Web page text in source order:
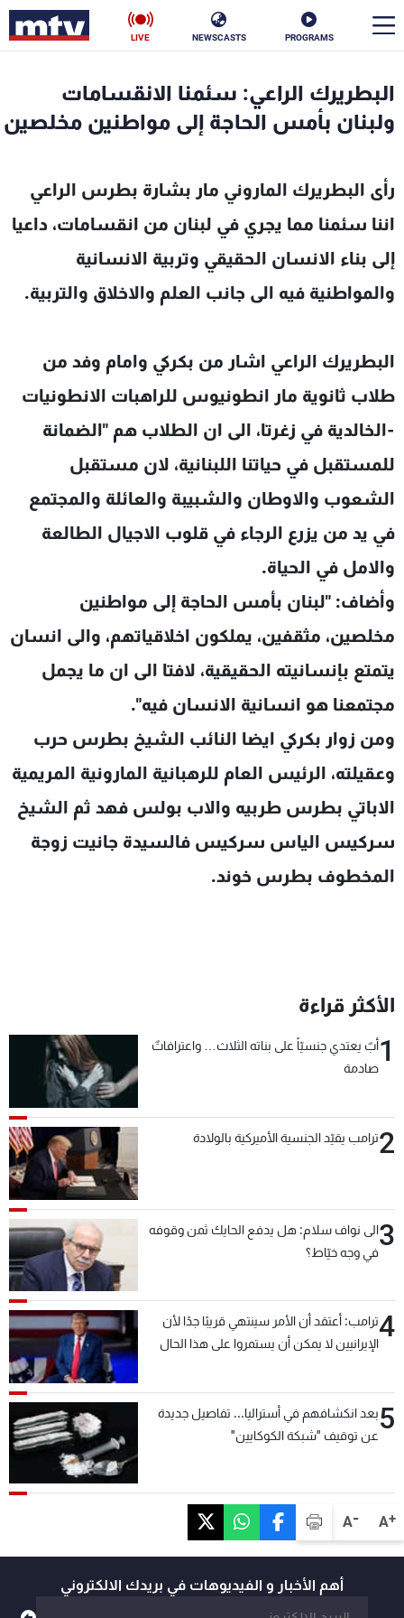
PROGRAMS
NEWSCASTS
LIVE
A+
A-
البطريرك الراعي: سئمنا الانقسامات
ولبنان بأمس الحاجة إلى مواطنين مخلصين
رأى البطريرك الماروني مار بشارة بطرس الراعي
اننا سئمنا مما يجري في لبنان من انقسامات، داعيا
إلى بناء الانسان الحقيقي وتربية الانسانية
والمواطنية فيه الى جانب العلم والاخلاق والتربية.
البطريرك الراعي اشار من بكركي وامام وفد من
طلاب ثانوية مار انطونيوس للراهبات الانطونيات
-الخالدية في زغرتا، الى ان الطلاب هم "الضمانة
للمستقبل في حياتنا اللبنانية، لان مستقبل
الشعوب والاوطان والشبيبة والعائلة والمجتمع
في يد من يزرع الرجاء في قلوب الاجيال الطالعة
والامل في الحياة.
وأضاف: "لبنان بأمس الحاجة إلى مواطنين
مخلصين، مثقفين، يملكون اخلاقياتهم، والى انسان
يتمتع بإنسانيته الحقيقية، لافتا الى ان ما يجمل
مجتمعنا هو انسانية الانسان فيه".
ومن زوار بكركي ايضا النائب الشيخ بطرس حرب
وعقيلته، الرئيس العام للرهبانية المارونية المريمية
الاباتي بطرس طربيه والاب بولس فهد ثم الشيخ
سركيس الياس سركيس فالسيدة جانيت زوجة
المخطوف بطرس خوند.
الأكثر قراءة
1أبٌ يعتدي جنسيّاً على بناته الثلاث… واعترافاتٌ
صادمة
2ترامب يقيّد الجنسية الأميركية بالولادة
3الى نواف سلام: هل يدفع الحايك ثمن وقوفه
في وجه خيّاط؟
4ترامب: أعتقد أن الأمر سينتهي قريبًا جدًا لأن
الإيرانيين لا يمكن أن يستمروا على هذا الحال
5بعد انكشافهم في أستراليا... تفاصيل جديدة
عن توقيف "شبكة الكوكايين"
أهم الأخبار و الفيديوهات في بريدك الالكتروني
الأخبار
منوعات رياضة
كأس العالم
البرامج
جدول البرامج
شاهد البرامج
عن MTV
الإنـتـاج
لاعلاناتكم
وظائف
تواصل معنا
شروط الإسـتخدام